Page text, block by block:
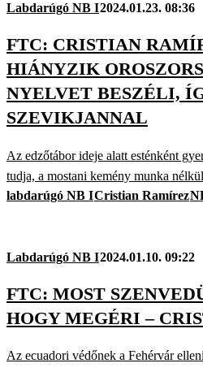
Labdarúgó NB I2024.01.23. 08:36
FTC: CRISTIAN
HIÁNYZIK
NYELVET BESZÉLI,
SZEVIKJANNAL
Az edzőtábor ideje alatt esténként
tudja, a mostani kemény munka
labdarúgó NB ICristian Ramírez
Labdarúgó NB I2024.01.10. 09:22
FTC: MOST
HOGY MEGÉRI –
Az ecuadori védőnek a Fehérvár